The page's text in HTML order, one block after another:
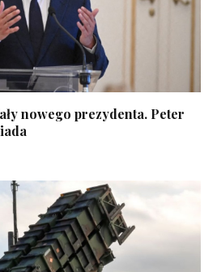
nowego prezydenta. Peter